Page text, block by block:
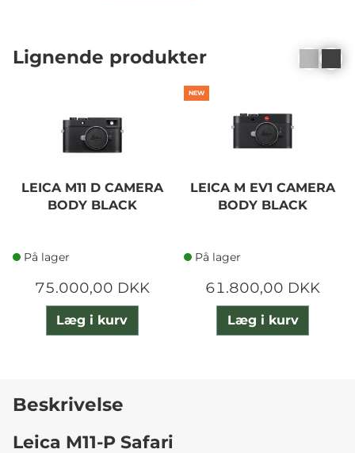
Lignende produkter
LEICA M11 D CAMERA
BODY BLACK
På lager
75.000,00 DKK
Læg i kurv
NEW
LEICA M EV1 CAMERA
BODY BLACK
På lager
61.800,00 DKK
Læg i kurv
Beskrivelse
Leica M11-P Safari